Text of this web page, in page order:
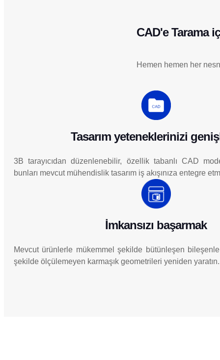
CAD'e Tarama
Hemen hemen her
Tasarım yeteneklerinizi
3B tarayıcıdan düzenlenebilir, özellik tabanlı CAD
bunları mevcut mühendislik tasarım iş akışınıza entegre
İmkansızı başarmak
Mevcut ürünlerle mükemmel şekilde bütünleşen
şekilde ölçülemeyen karmaşık geometrileri yeniden yaratın.